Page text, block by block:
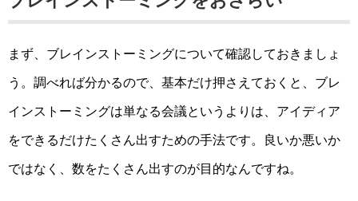
まず、ブレインストーミングについて確認しておきましょ
う。調べれば分かるので、基本だけ押さえておくと、ブレ
インストーミングは単なる会議というよりは、アイディア
をできるだけたくさん出すための手法です。良いか悪いか
ではなく、数をたくさん出すのが目的なんですね。